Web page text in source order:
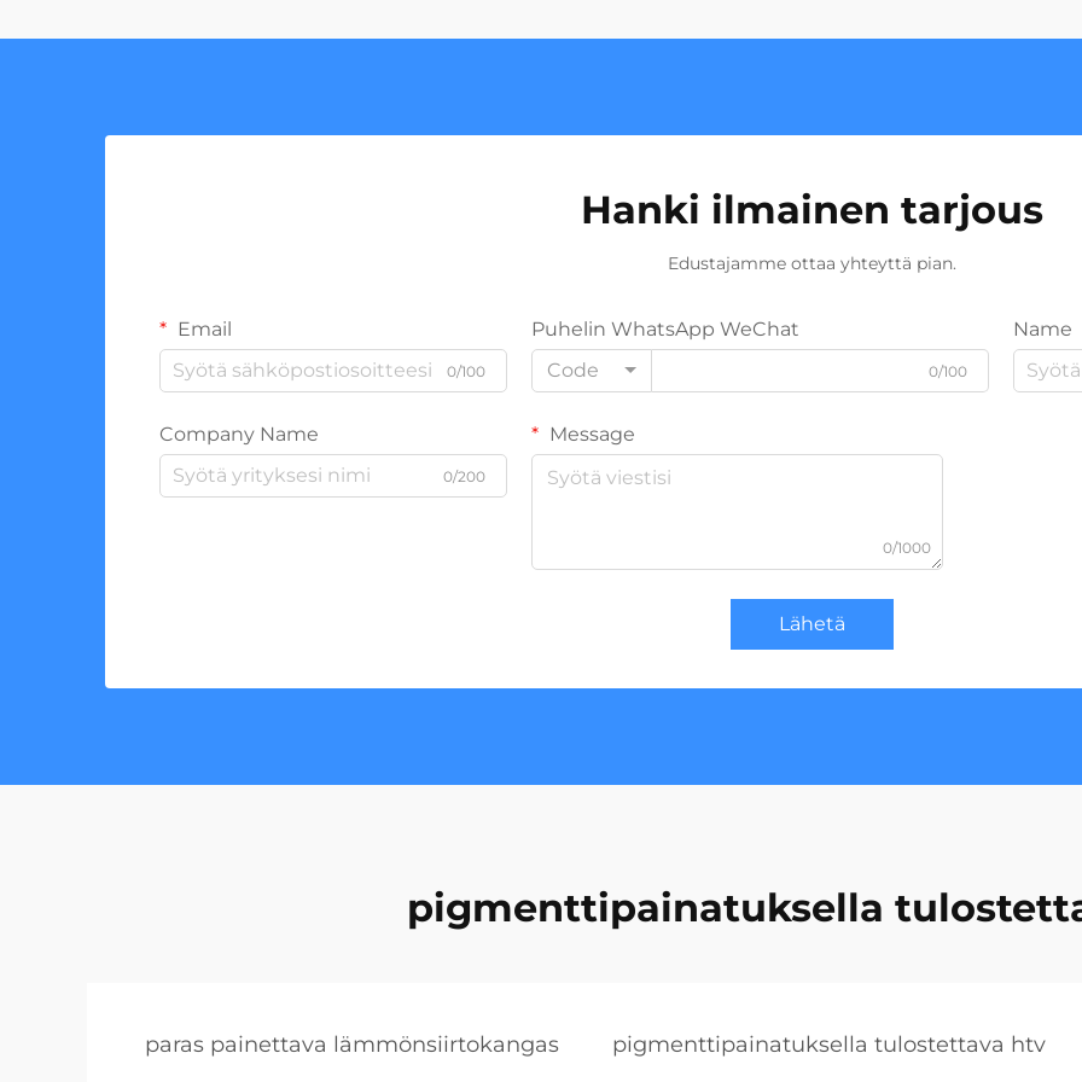
Hanki ilmainen tarjous
Edustajamme ottaa yhteyttä pian.
Email
0/100
Puhelin WhatsApp WeChat
Code
0/100
Name
Company Name
0/200
Message
0/1000
Lähetä
pigmenttipainatuksella
paras painettava lämmönsiirtokangas pigmenttipainatuksella tulostettava htv